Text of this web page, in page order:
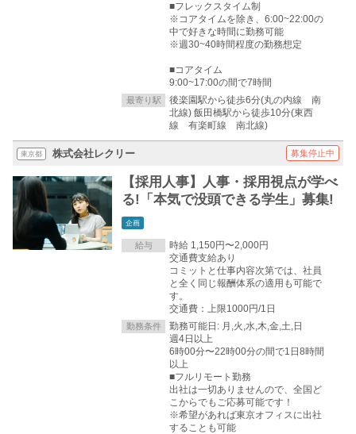
■フレックスタイム制
※コアタイムを除き、6:00~22:00の
中で好きな時間に勤務可能
※週30~40時間程度の勤務想定
■コアタイム
9:00~17:00の間で7時間
最寄り駅
後楽園駅から徒歩6分(丸の内線 南
北線) 飯田橋駅から徒歩10分(東西
線 有楽町線 南北線)
東京都 株式会社レクリー 募集停止中
【採用人事】人事・採用視点が学べ
る!「本気で没頭できる学生」募集!
企画
給与
時給 1,150円〜2,000円
交通費支給あり
コミットと仕事内容次第では、社員
と全く同じ報酬体系の適用も可能で
す。
交通費：上限1000円/1日
勤務条件
勤務可能日: 月,火,水,木,金,土,日
週4日以上
6時00分〜22時00分の間で1日8時間
以上
■フルリモート勤務
出社は一切ありませんので、全国ど
こからでもご応募可能です！
※希望があれば東京オフィスに出社
することも可能